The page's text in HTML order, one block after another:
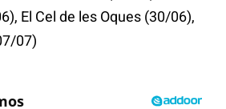
El Cel de les Oques (30/06),
07)